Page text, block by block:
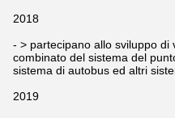
2018
- > partecipano allo sviluppo
combinato del sistema del
sistema di autobus ed altri
2019